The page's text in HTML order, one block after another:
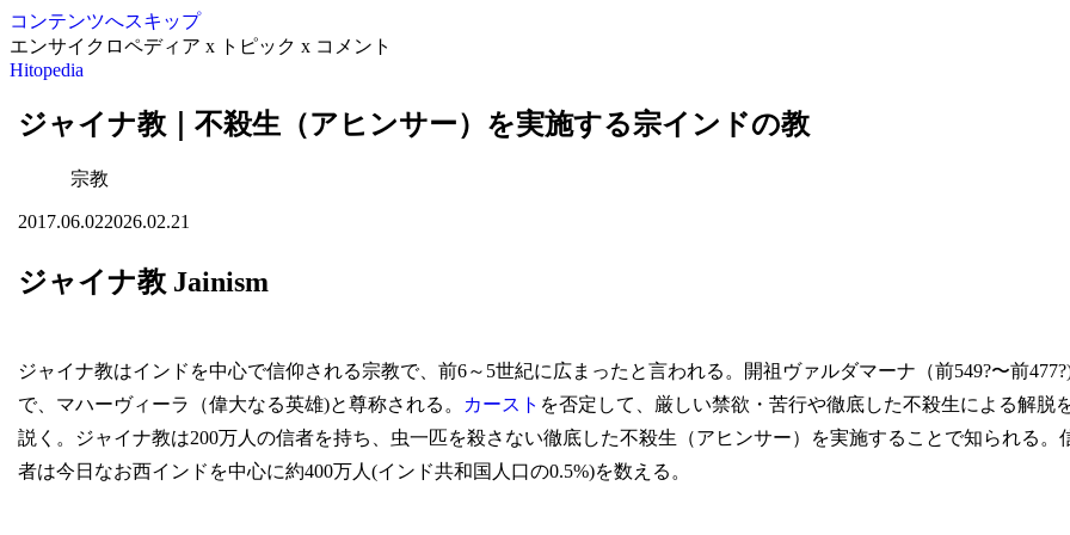
コンテンツへスキップ
エンサイクロペディア x トピック x コメント
Hitopedia
ジャイナ教｜不殺生（アヒンサー）を実施する宗インドの教
宗教
2017.06.022026.02.21
ジャイナ教 Jainism
ジャイナ教はインドを中心で信仰される宗教で、前6～5世紀に広まったと言われる。開祖ヴァルダマーナ（前549?〜前
で、マハーヴィーラ（偉大なる英雄)と尊称される。
カースト を否定して、厳しい禁欲・苦行や徹底した不殺生による解脱
説く。ジャイナ教は200万人の信者を持ち、虫一匹を殺さない徹底した不殺生（アヒンサー）を実施することで知られる。
者は今日なお西インドを中心に約400万人(インド共和国人口の0.5%)を数える。